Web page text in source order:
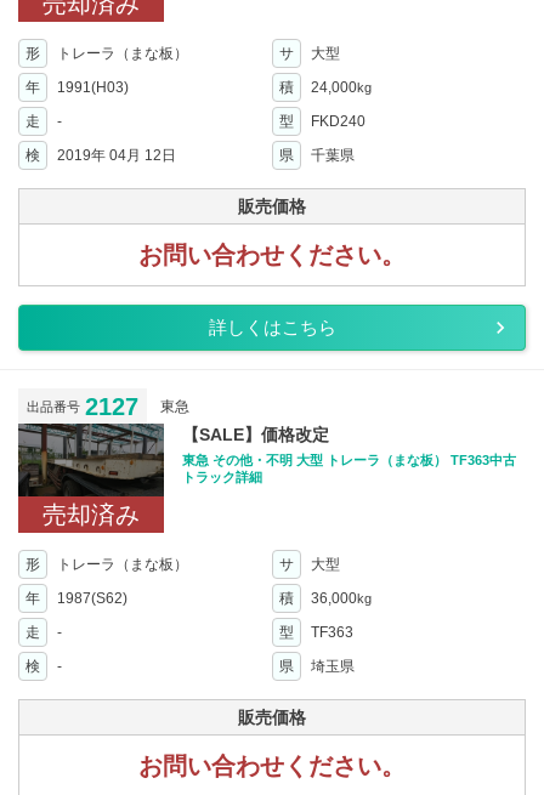
形 トレーラ（まな板） サ
大型
年
1991(H03) 積 24,000kg
走 - 型
FKD240
検
2019年 04月 12日 県 千葉県
販売価格
お問い合わせください。
詳しくはこちら
出品番号 2127 東急
売却済み
【SALE】価格改定
東急 その他・不明 大型 トレーラ（まな板） TF363中古
トラック詳細
形 トレーラ（まな板） サ
大型
年
1987(S62) 積 36,000kg
走 - 型
TF363
検
- 県 埼玉県
販売価格
お問い合わせください。